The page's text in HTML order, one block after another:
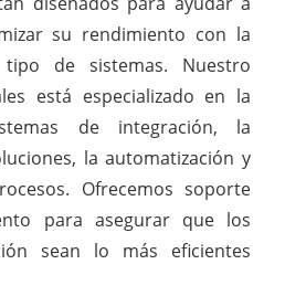
su rendimiento con la
de sistemas. Nuestro
está especializado en la
de integración, la
la automatización y
Ofrecemos soporte
para asegurar que los
sean lo más eficientes